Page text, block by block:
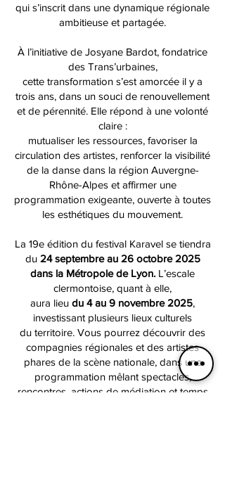
qui s’inscrit dans une dynamique régionale
ambitieuse et partagée.
À l’initiative de Josyane Bardot, fondatrice
des Trans’urbaines,
cette transformation s’est amorcée il y a
trois ans, dans un souci de renouvellement
et de pérennité. Elle répond à une volonté
claire :
mutualiser les ressources, favoriser la
circulation des artistes, renforcer la visibilité
de la danse dans la région Auvergne-
Rhône-Alpes et affirmer une
programmation exigeante, ouverte à toutes
les esthétiques du mouvement.
La 19e édition du festival Karavel se tiendra
du 24 septembre au 26 octobre 2025
dans la Métropole de Lyon. L’escale
clermontoise, quant à elle,
aura lieu du 4 au 9 novembre 2025,
investissant plusieurs lieux culturels
du territoire. Vous pourrez découvrir des
compagnies régionales et des artistes
phares de la scène nationale, dans une
programmation mêlant spectacles,
rencontres, actions de médiation et temps